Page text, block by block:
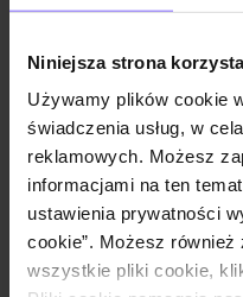
Niniejsza strona
Używamy plików cookie
świadczenia usług, w
reklamowych. Możesz
informacjami na ten
ustawienia prywatności
cookie”. Możesz
wszystkie pliki cookie,
0032-
89,90 zł
obniżką